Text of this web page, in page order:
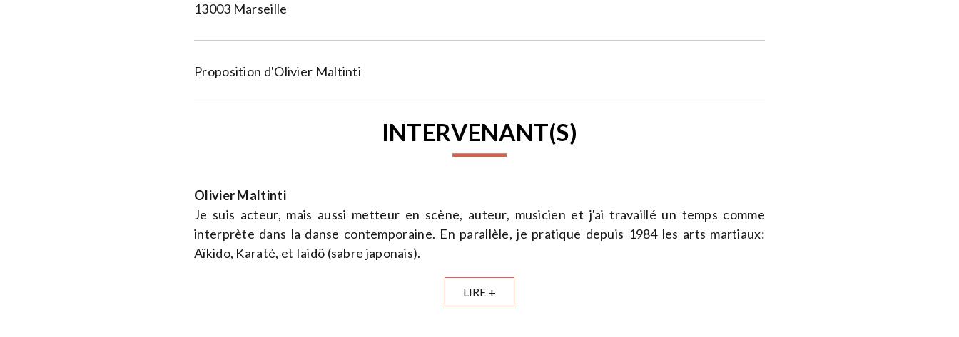
13003 Marseille
Proposition d'Olivier Maltinti
INTERVENANT(S)
Olivier Maltinti
Je suis acteur, mais aussi metteur en scène, auteur, musicien et j'ai travaillé un temps comme
interprète dans la danse contemporaine. En parallèle, je pratique depuis 1984 les arts martiaux:
Aïkido, Karaté, et Iaidö (sabre japonais).
LIRE +